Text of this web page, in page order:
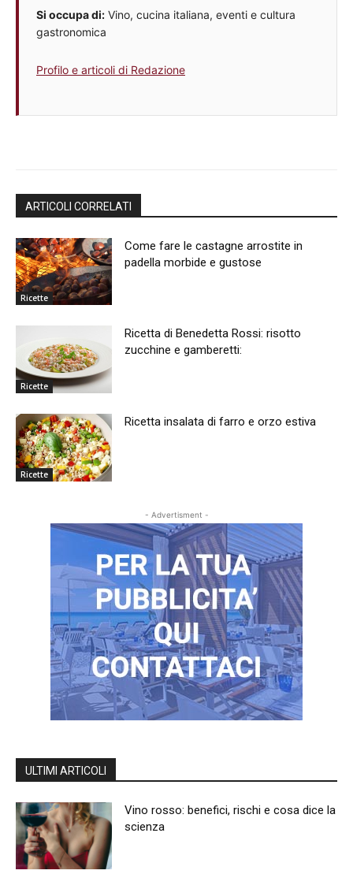
Si occupa di: Vino, cucina italiana, eventi e cultura
gastronomica
Profilo e articoli di Redazione
ARTICOLI CORRELATI
Ricette
Come fare le castagne arrostite in
padella morbide e gustose
Ricette
Ricetta di Benedetta Rossi: risotto
zucchine e gamberetti:
Ricette
Ricetta insalata di farro e orzo estiva
- Advertisment -
ULTIMI ARTICOLI
Vino rosso: benefici, rischi e cosa dice la
scienza